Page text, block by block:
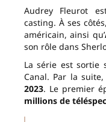
Audrey Fleurot
casting. À ses
américain, ainsi qu’
son rôle dans
La série est sortie
Canal. Par la
2023. Le premier
millions de